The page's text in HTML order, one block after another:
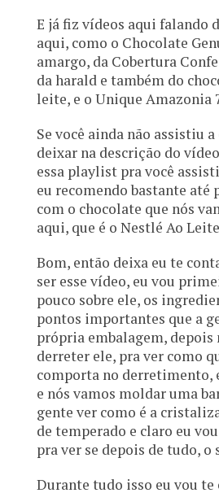
E já fiz vídeos aqui falando
aqui, como o Chocolate
amargo, da Cobertura
da harald e também do
leite, e o Unique Amazonia
Se você ainda não assistiu
deixar na descrição do
essa playlist pra você
eu recomendo bastante até
com o chocolate que nós
aqui, que é o Nestlé Ao
Bom, então deixa eu te
ser esse vídeo, eu vou
pouco sobre ele, os
pontos importantes que a
própria embalagem, depois
derreter ele, pra ver como
comporta no derretimento,
e nós vamos moldar uma
gente ver como é a
de temperado e claro eu
pra ver se depois de tudo, o
Durante tudo isso eu vou te